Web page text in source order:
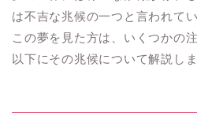
は不吉な兆候の一つと言われてい
この夢を見た方は、いくつかの
以下にその兆候について解説しま